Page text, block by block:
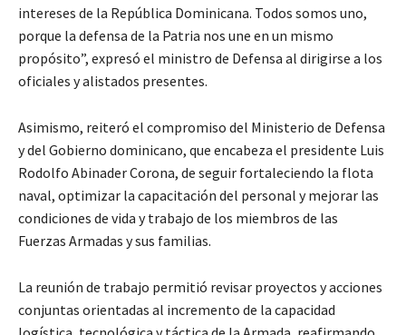
intereses de la República Dominicana. Todos somos uno,
porque la defensa de la Patria nos une en un mismo
propósito”, expresó el ministro de Defensa al dirigirse a los
oficiales y alistados presentes.
Asimismo, reiteró el compromiso del Ministerio de Defensa
y del Gobierno dominicano, que encabeza el presidente Luis
Rodolfo Abinader Corona, de seguir fortaleciendo la flota
naval, optimizar la capacitación del personal y mejorar las
condiciones de vida y trabajo de los miembros de las
Fuerzas Armadas y sus familias.
La reunión de trabajo permitió revisar proyectos y acciones
conjuntas orientadas al incremento de la capacidad